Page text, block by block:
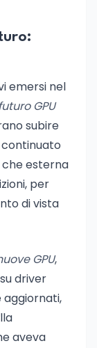
emersi nel
GPU
subire
continuato
esterna
per
di vista
GPU,
driver
aveva